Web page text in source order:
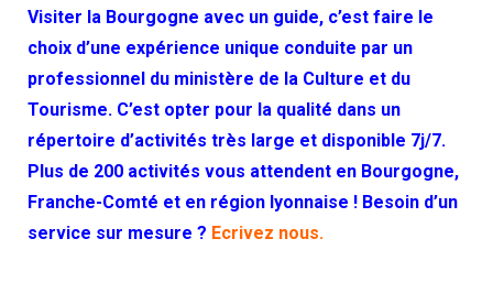
Visiter la Bourgogne avec un guide, c’est faire le
choix d’une expérience unique conduite par un
professionnel du ministère de la Culture et du
Tourisme. C’est opter pour la qualité dans un
répertoire d’activités très large et disponible 7j/7.
Plus de 200 activités vous attendent en Bourgogne,
Franche-Comté et en région lyonnaise ! Besoin d’un
service sur mesure ? Ecrivez nous.